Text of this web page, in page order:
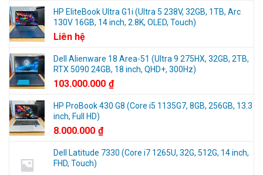
đáng
mua
HP EliteBook Ultra G1i (Ultra 5 238V, 32GB, 1TB, Arc
130V 16GB, 14 inch, 2.8K, OLED, Touch)
Liên hệ
Dell Alienware 18 Area-51 (Ultra 9 275HX, 32GB, 2TB,
RTX 5090 24GB, 18 inch, QHD+, 300Hz)
103.000.000 ₫
HP ProBook 430 G8 (Core i5 1135G7, 8GB, 256GB, 13.3
inch, Full HD)
8.000.000 ₫
Dell Latitude 7330 (Core i7 1265U, 32G, 512G, 14 inch,
FHD, Touch)